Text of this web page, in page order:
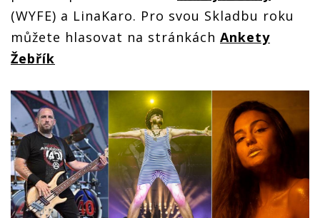
(WYFE) a LinaKaro. Pro svou Skladbu roku
můžete hlasovat na stránkách Ankety
Žebřík